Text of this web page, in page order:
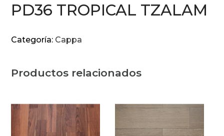
PD36 TROPICAL TZALAM
Categoría: Cappa
Productos relacionados